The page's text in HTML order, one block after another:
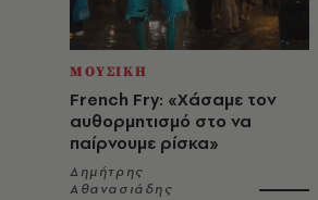
ΜΟΥΣΙΚΗ
French Fry: «Χάσαμε τον
αυθορμητισμό στο να
παίρνουμε ρίσκα»
Δημήτρης
Αθανασιάδης